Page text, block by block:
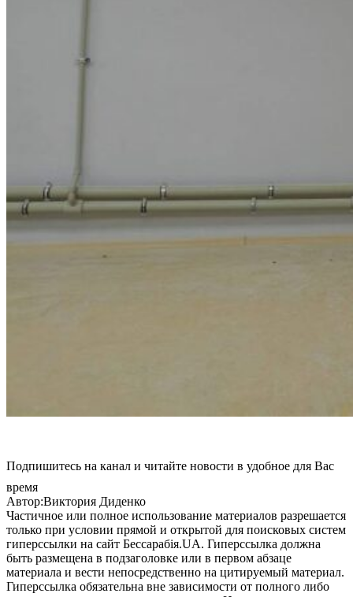
Подпишитесь на канал и читайте новости в удобное для Вас
время
Автор:Виктория Диденко
Частичное или полное использование материалов разрешается
только при условии прямой и открытой для поисковых систем
гиперссылки на сайт Бессарабія.UA. Гиперссылка должна
быть размещена в подзаголовке или в первом абзаце
материала и вести непосредственно на цитируемый материал.
Гиперссылка обязательна вне зависимости от полного либо